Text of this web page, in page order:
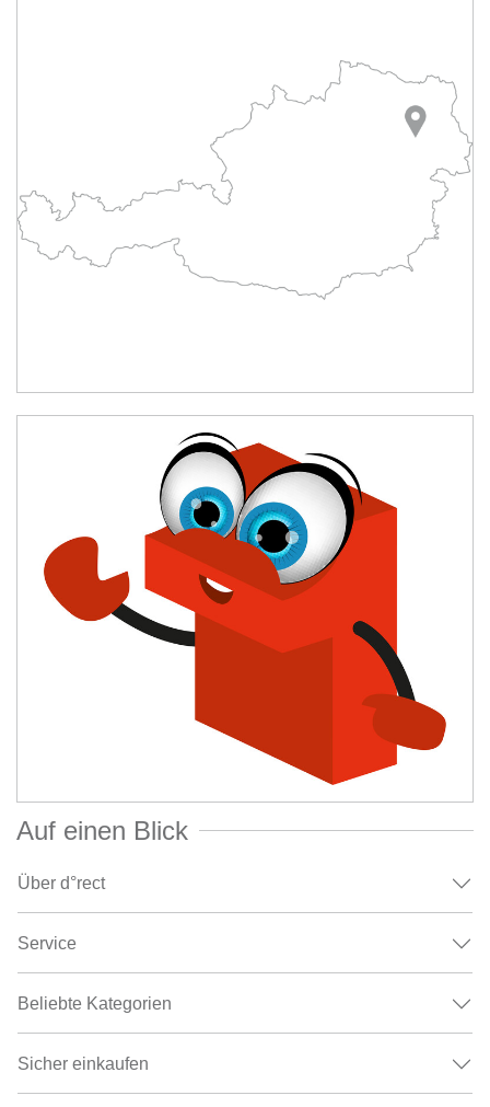
Auf einen Blick
Über d°rect
Service
Beliebte Kategorien
Sicher einkaufen